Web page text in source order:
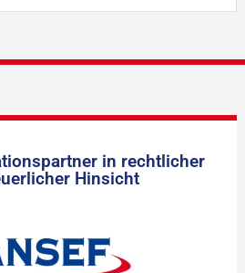
in rechtlicher
Hinsicht